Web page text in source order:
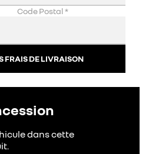
Code Postal*
FRAIS DE LIVRAISON
dans cette